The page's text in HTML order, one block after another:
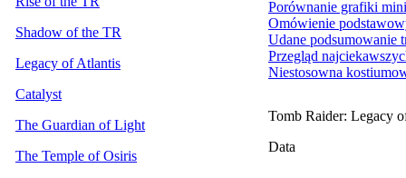
Shadow of the TR
Legacy of Atlantis
Catalyst
The Guardian of Light
The Temple of Osiris
Porównanie grafiki
Omówienie
Udane
Przegląd
Niestosowna
Tomb Raider: Legacy
Data